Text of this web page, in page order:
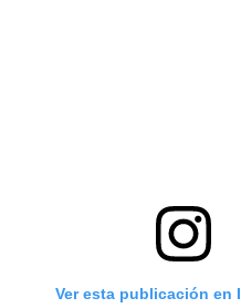
Ver esta publicación en